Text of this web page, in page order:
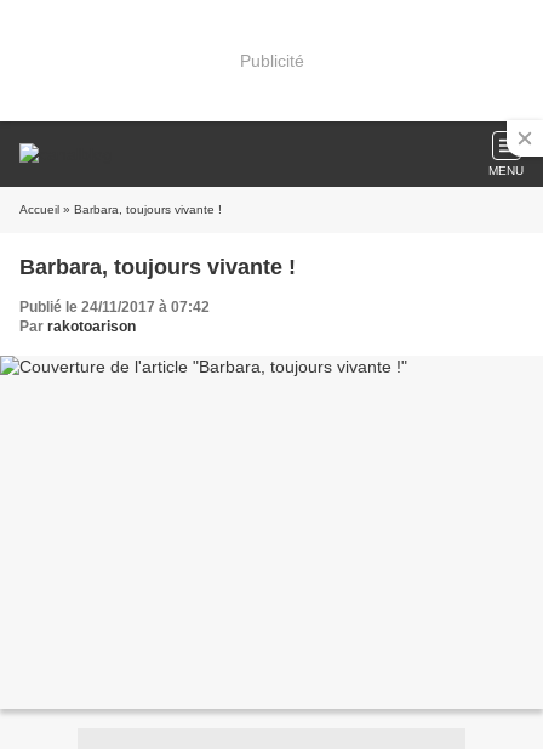
Publicité
MENU
Accueil » Barbara, toujours vivante !
Barbara, toujours vivante !
Publié le 24/11/2017 à 07:42
Par rakotoarison